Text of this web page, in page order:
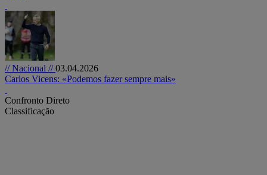
// Nacional //03.04.2026
Carlos Vicens: «Podemos fazer sempre mais»
Confronto Direto
Classificação